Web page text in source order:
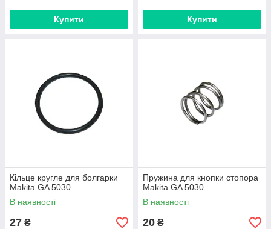
Купити Купити
Кільце кругле для болгарки
Makita GA 5030
В наявності
27 ₴
Пружина для кнопки стопора
Makita GA 5030
В наявності
20 ₴